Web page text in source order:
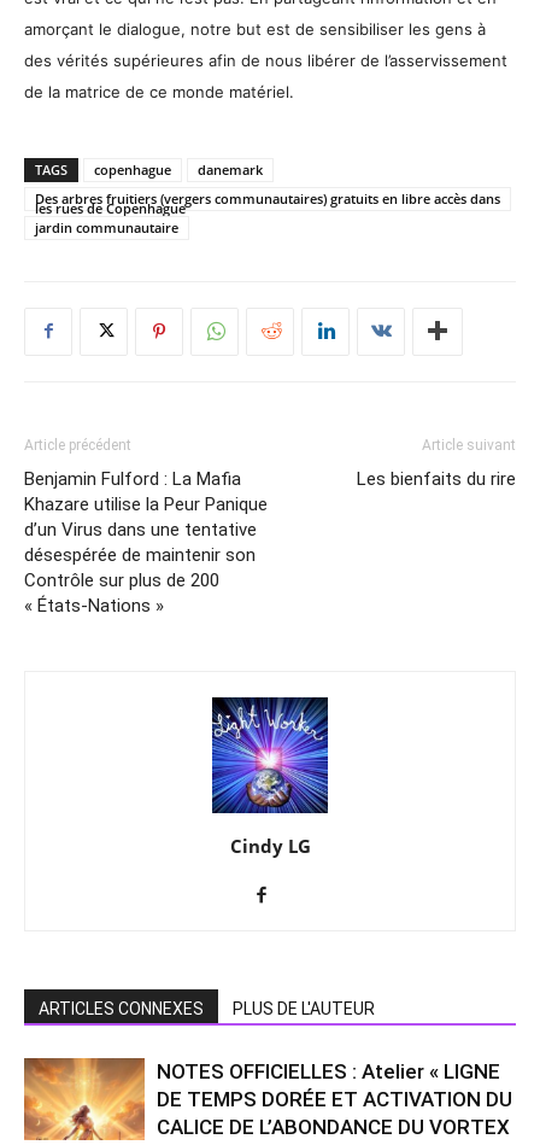
amorçant le dialogue, notre but est de sensibiliser les gens à
des vérités supérieures afin de nous libérer de l’asservissement
de la matrice de ce monde matériel.
TAGS copenhague
danemark
Des arbres fruitiers (vergers communautaires) gratuits en libre accès dans
les rues de Copenhague
jardin communautaire
Article précédent
Benjamin Fulford : La Mafia
Khazare utilise la Peur Panique
d’un Virus dans une tentative
désespérée de maintenir son
Contrôle sur plus de 200
« États-Nations »
Article suivant
Les bienfaits du rire
Cindy LG
ARTICLES CONNEXES PLUS DE L'AUTEUR
NOTES OFFICIELLES : Atelier « LIGNE
DE TEMPS DORÉE ET ACTIVATION DU
CALICE DE L’ABONDANCE DU VORTEX